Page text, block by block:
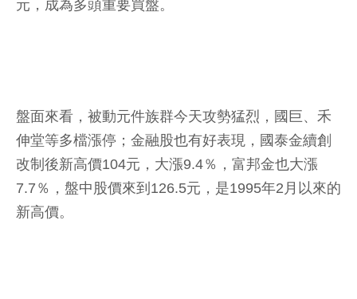
元，成為多頭重要買盤。
盤面來看，被動元件族群今天攻勢猛烈，國巨、禾
伸堂等多檔漲停；金融股也有好表現，國泰金續創
改制後新高價104元，大漲9.4％，富邦金也大漲
7.7％，盤中股價來到126.5元，是1995年2月以來的
新高價。